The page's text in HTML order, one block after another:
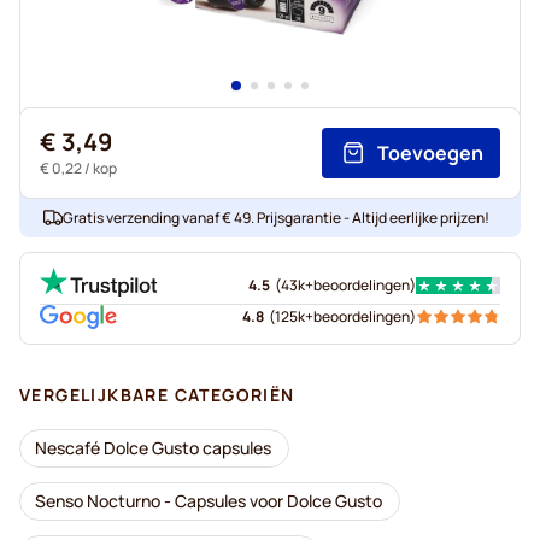
€ 3,49
€ 0,22/ kop
Toevoegen
Gratis verzending vanaf € 49. Prijsgarantie - Altijd eerlijke prijzen!
4.5 (43k+beoordelingen)
4.8 (125k+beoordelingen)
VERGELIJKBARE CATEGORIËN
Nescafé Dolce Gusto capsules
Senso Nocturno - Capsules voor Dolce Gusto